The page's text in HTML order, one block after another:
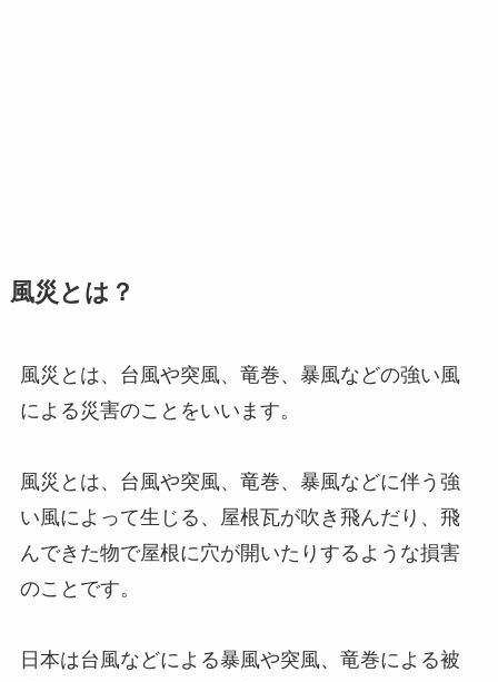
風災とは？
風災とは、台風や突風、竜巻、暴風などの強い風
による災害のことをいいます。
風災とは、台風や突風、竜巻、暴風などに伴う強
い風によって生じる、屋根瓦が吹き飛んだり、飛
んできた物で屋根に穴が開いたりするような損害
のことです。
日本は台風などによる暴風や突風、竜巻による被